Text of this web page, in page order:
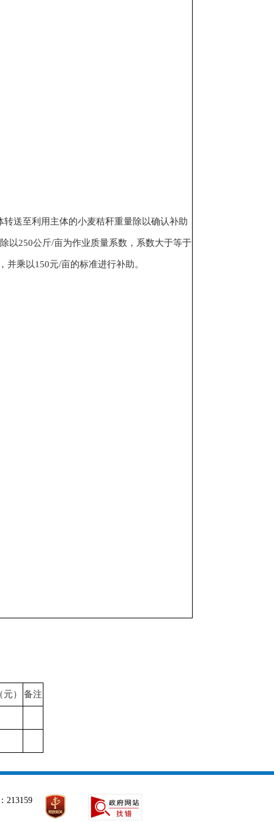
送至利用主体的小麦秸秆重量除以确认补助
以250公斤/亩为作业质量系数，系数大于等于
并乘以150元/亩的标准进行补助。
） 备注
213159